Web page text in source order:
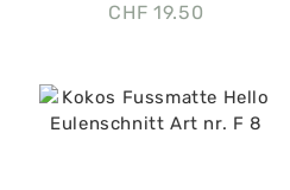
CHF 19.50